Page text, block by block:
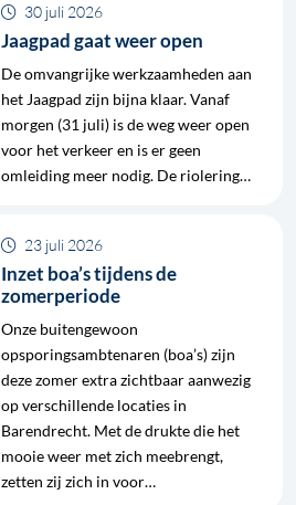
Jaagpad gaat weer open
30 juli 2026
De omvangrijke werkzaamheden aan
het Jaagpad zijn bijna klaar. Vanaf
morgen (31 juli) is de weg weer open
voor het verkeer en is er geen
omleiding meer nodig. De riolering…
Inzet boa’s tijdens de
zomerperiode
23 juli 2026
Onze buitengewoon
opsporingsambtenaren (boa’s) zijn
deze zomer extra zichtbaar aanwezig
op verschillende locaties in
Barendrecht. Met de drukte die het
mooie weer met zich meebrengt,
zetten zij zich in voor…